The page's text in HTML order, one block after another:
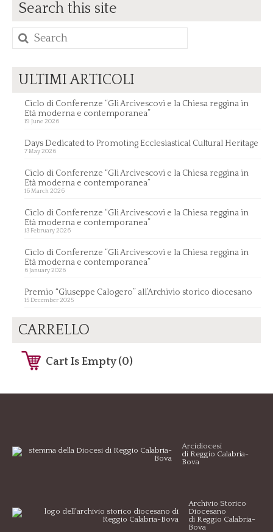
Search this site
Search
for:
ULTIMI ARTICOLI
Ciclo di Conferenze “Gli Arcivescovi e la Chiesa reggina in
Età moderna e contemporanea”
19 June 2026
Days Dedicated to Promoting Ecclesiastical Cultural Heritage
7 May 2026
Ciclo di Conferenze “Gli Arcivescovi e la Chiesa reggina in
Età moderna e contemporanea”
16 March 2026
Ciclo di Conferenze “Gli Arcivescovi e la Chiesa reggina in
Età moderna e contemporanea”
13 February 2026
Ciclo di Conferenze “Gli Arcivescovi e la Chiesa reggina in
Età moderna e contemporanea”
6 January 2026
Premio “Giuseppe Calogero” all’Archivio storico diocesano
15 December 2025
CARRELLO
Cart Is Empty (0)
Arcidiocesi
di Reggio Calabria-
Bova
Archivio Storico
Diocesano
di Reggio Calabria-
Bova